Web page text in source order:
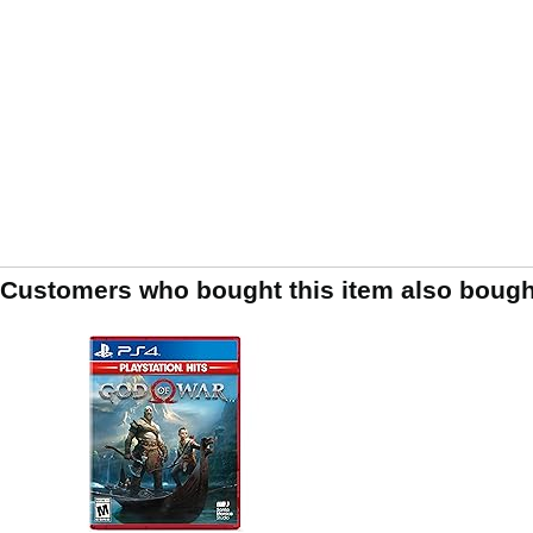
Customers who bought this item also